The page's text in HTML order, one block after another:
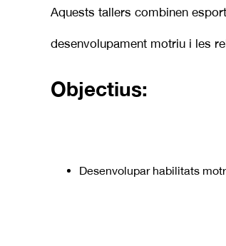
Aquests tallers combinen
desenvolupament motriu i les
Objectius:
Desenvolupar habilitats